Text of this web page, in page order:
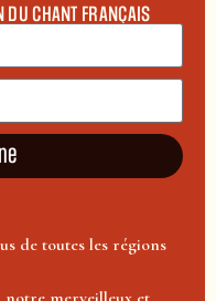
DU CHANT FRANÇAIS
de toutes les régions